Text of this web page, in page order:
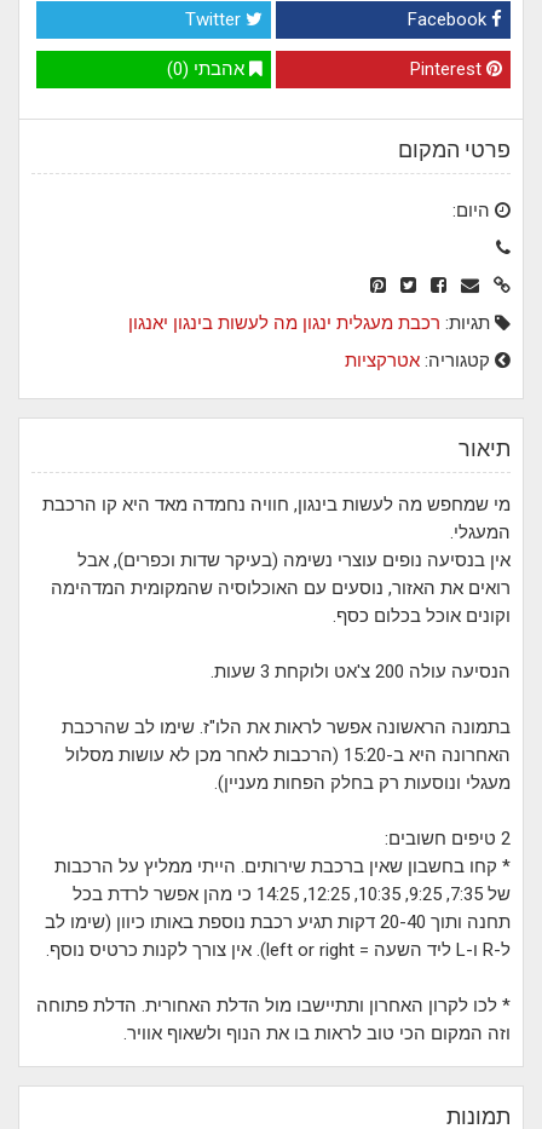
Twitter
אהבתי (0)
פרטי המקום
היום:
תגיות: רכבת מעגלית ינגון מה לעשות בינגון יאנגון
קטגוריה: אטרקציות
תיאור
מי שמחפש מה לעשות בינגון, חוויה נחמדה מאד היא קו הרכבת
המעגלי.
אין בנסיעה נופים עוצרי נשימה (בעיקר שדות וכפרים), אבל
רואים את האזור, נוסעים עם האוכלוסיה שהמקומית המדהימה
וקונים אוכל בכלום כסף.
הנסיעה עולה 200 צ'אט ולוקחת 3 שעות.
בתמונה הראשונה אפשר לראות את הלו"ז. שימו לב שהרכבת
האחרונה היא ב-15:20 (הרכבות לאחר מכן לא עושות מסלול
מעגלי ונוסעות רק בחלק הפחות מעניין).
2 טיפים חשובים:
* קחו בחשבון שאין ברכבת שירותים. הייתי ממליץ על הרכבות
של 7:35, 9:25, 10:35, 12:25, 14:25 כי מהן אפשר לרדת בכל
תחנה ותוך 20-40 דקות תגיע רכבת נוספת באותו כיוון (שימו לב
ל-R ו-L ליד השעה = left or right). אין צורך לקנות כרטיס נוסף.
* לכו לקרון האחרון ותתיישבו מול הדלת האחורית. הדלת פתוחה
וזה המקום הכי טוב לראות בו את הנוף ולשאוף אוויר.
תמונות